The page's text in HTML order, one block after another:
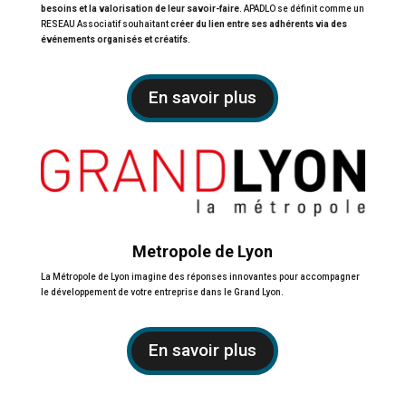
besoins et la valorisation de leur savoir-faire. APADLO se définit comme un
RESEAU Associatif souhaitantcréer du lien entre ses adhérents via des
événements organisés et créatifs.
En savoir plus
Metropole de Lyon
La Métropole de Lyon imagine des réponses innovantes pour accompagner
le développement de votre entreprise dans le Grand Lyon.
En savoir plus